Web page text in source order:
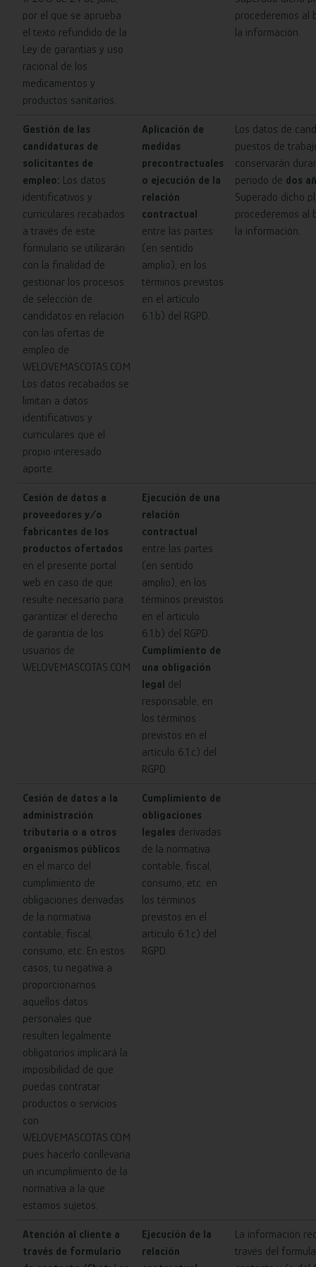
por el que se aprueba
el texto refundido de la
Ley de garantías y uso
racional de los
medicamentos y
productos sanitarios.
procederemos al
la información.
Gestión de las
candidaturas de
solicitantes de
empleo: Los datos
identificativos y
curriculares recabados
a través de este
formulario se utilizarán
con la finalidad de
gestionar los procesos
de selección de
candidatos en relación
con las ofertas de
empleo de
WELOVEMASCOTAS.COM
Los datos recabados se
limitan a datos
identificativos y
curriculares que el
propio interesado
aporte.
Aplicación de
medidas
precontractuales
o ejecución de la
relación
contractual
entre las partes
(en sentido
amplio), en los
términos previstos
en el artículo
6.1.b) del RGPD.
Los datos de
puestos de
conservarán
periodo de dos
Superado dicho
procederemos al
la información.
Cesión de datos a
proveedores y/o
fabricantes de los
productos ofertados
en el presente portal
web en caso de que
resulte necesario para
garantizar el derecho
de garantía de los
usuarios de
WELOVEMASCOTAS.COM
Ejecución de una
relación
contractual
entre las partes
(en sentido
amplio), en los
términos previstos
en el artículo
6.1.b) del RGPD.
Cumplimiento de
una obligación
legal del
responsable, en
los términos
previstos en el
artículo 6.1.c) del
RGPD.
Cesión de datos a la
administración
tributaria o a otros
organismos públicos
en el marco del
cumplimiento de
obligaciones derivadas
de la normativa
contable, fiscal,
consumo, etc. En estos
casos, tu negativa a
proporcionarnos
aquellos datos
personales que
resulten legalmente
obligatorios implicará la
imposibilidad de que
puedas contratar
productos o servicios
con
WELOVEMASCOTAS.COM
pues hacerlo conllevaría
un incumplimiento de la
normativa a la que
estamos sujetos.
Cumplimiento de
obligaciones
legales derivadas
de la normativa
contable, fiscal,
consumo, etc. en
los términos
previstos en el
artículo 6.1.c) del
RGPD.
Atención al cliente a
través de formulario
Ejecución de la
relación
La información
través del